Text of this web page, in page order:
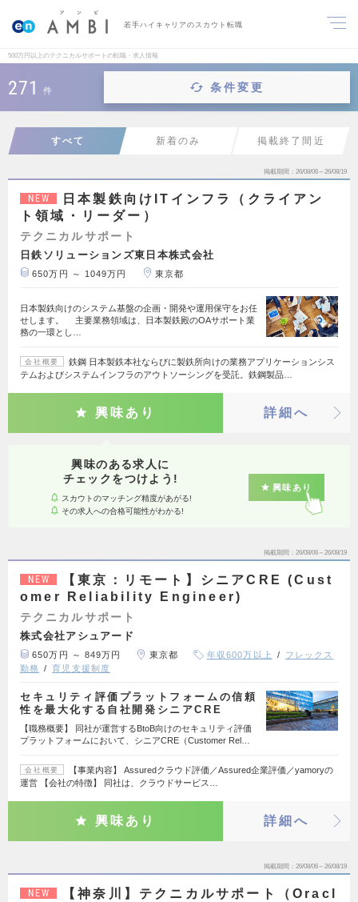
若手ハイキャリアのスカウト転職
500万円以上のテクニカルサポートの転職・求人情報
271 件 条件変更
すべて 新着のみ 掲載終了間近
掲載期間 26/08/06～26/08/19
NEW
日本製鉄向けITインフラ（クライアン
ト領域・リーダー）
テクニカルサポート
日鉄ソリューションズ東日本株式会社
650万円 ～ 1049万円 東京都
日本製鉄向けのシステム基盤の企画・開発や運用保守をお任
せします。 主要業務領域は、日本製鉄殿のOAサポート業
務の一環とし…
会社概要
鉄鋼 日本製鉄本社ならびに製鉄所向けの業務アプリケーションシス
テムおよびシステムインフラのアウトソーシングを受託。鉄鋼製品…
興味あり 詳細へ
興味のある求人に
チェックをつけよう!
スカウトのマッチング精度があがる!
その求人への合格可能性がわかる!
興味あり
掲載期間 26/08/06～26/08/19
NEW
【東京：リモート】シニアCRE (Cust
omer Reliability Engineer)
テクニカルサポート
株式会社アシュアード
650万円 ～ 849万円 東京都 年収600万以上
フレックス
勤務
育児支援制度
セキュリティ評価プラットフォームの信頼
性を最大化する自社開発シニアCRE
【職務概要】 同社が運営するBtoB向けのセキュリティ評価
プラットフォームにおいて、シニアCRE（Customer Rel…
会社概要
【事業内容】 Assuredクラウド評価／Assured企業評価／yamoryの
運営 【会社の特徴】 同社は、クラウドサービス…
興味あり 詳細へ
掲載期間 26/08/06～26/08/19
NEW
【神奈川】テクニカルサポート（Oracl